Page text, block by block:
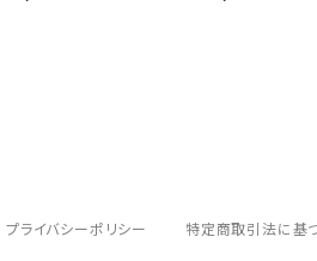
プライバシーポリシー 特定商取引法に基